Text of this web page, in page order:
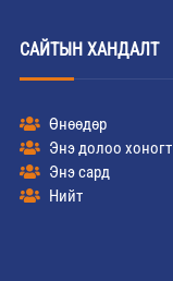
САЙТЫН ХАНДАЛТ
Өнөөдөр
Энэ долоо хоногт
Энэ сард
Нийт